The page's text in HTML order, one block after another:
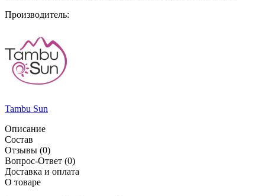
Производитель:
Tambu Sun
Описание
Состав
Отзывы (0)
Вопрос-Ответ (0)
Доставка и оплата
О товаре